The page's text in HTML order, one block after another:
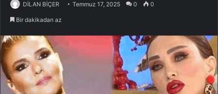
DİLAN BİÇER Temmuz 17, 2025 0 0
Bir dakikadan az